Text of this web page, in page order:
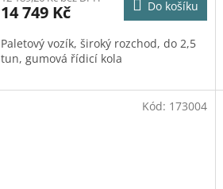
A
14 749 Kč Do košíku
Paletový vozík, široký rozchod, do 2,5
tun, gumová řídicí kola
Kód: 173004